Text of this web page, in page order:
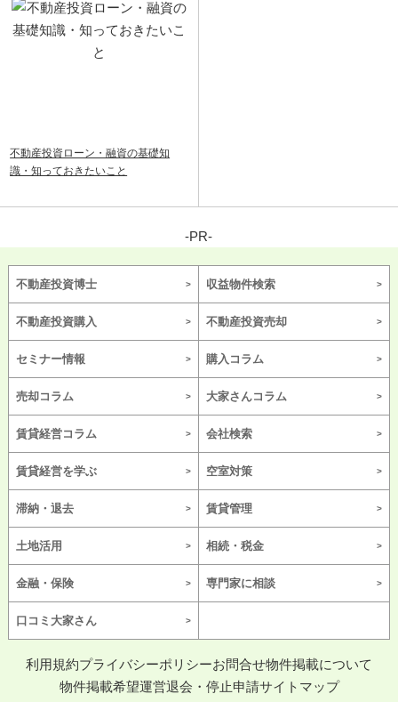
不動産投資ローン・融資の基礎知
識・知っておきたいこと
-PR-
不動産投資博士 収益物件検索
不動産投資購入 不動産投資売却
セミナー情報 購入コラム
売却コラム 大家さんコラム
賃貸経営コラム 会社検索
賃貸経営を学ぶ 空室対策
滞納・退去 賃貸管理
土地活用 相続・税金
金融・保険 専門家に相談
口コミ大家さん
利用規約プライバシーポリシーお問合せ物件掲載について
物件掲載希望運営退会・停止申請サイトマップ